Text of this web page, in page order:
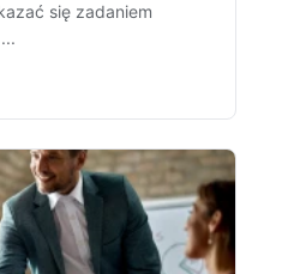
się zadaniem